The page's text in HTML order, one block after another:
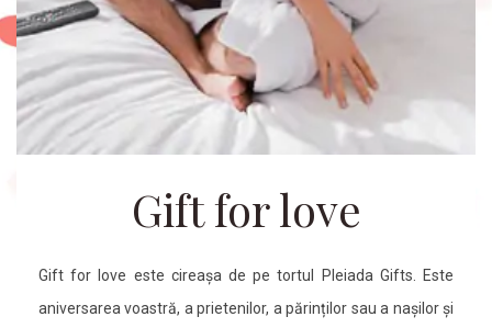
Gift for love
Gift for love este cireașa de pe tortul Pleiada Gifts. Este
aniversarea voastră, a prietenilor, a părinților sau a nașilor și